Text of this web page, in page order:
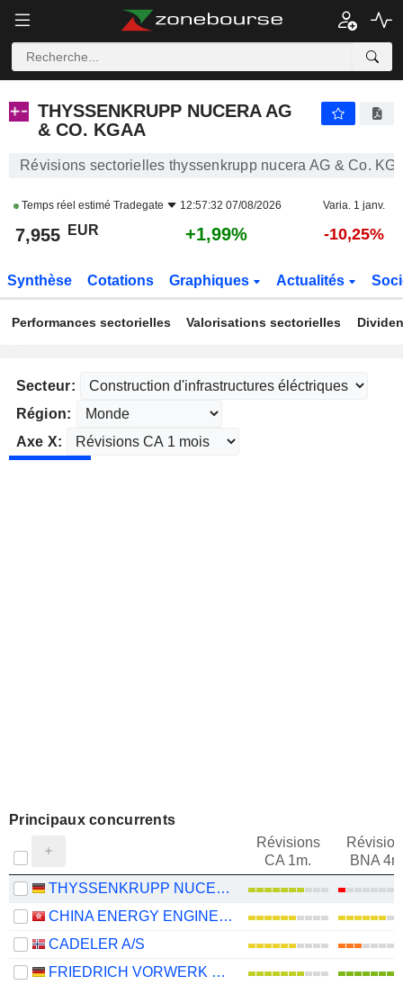
THYSSENKRUPP NUCERA AG
& CO. KGAA
Révisions sectorielles thyssenkrupp nucera AG & Co.
Temps réel estimé Tradegate 12:57:32 07/08/2026 Varia. 1 janv.
7,955 EUR +1,99% -10,25%
Synthèse Cotations Graphiques Actualités
Performances sectorielles Valorisations sectorielles
Secteur:
Région:
Axe X:
Principaux concurrents
Révisions
CA 1m.
BNA
THYSSENKRUPP NUCERA AG & CO. KGAA
CHINA ENERGY ENGINEERING CORPORATION LIMITED
CADELER A/S
FRIEDRICH VORWERK GROUP SE